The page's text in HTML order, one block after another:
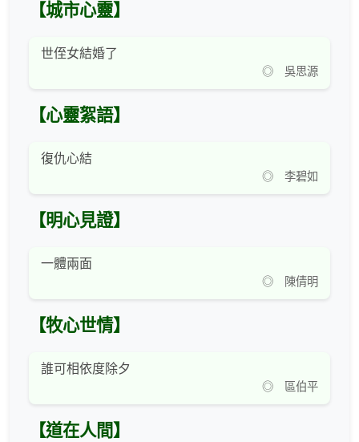
【城市心靈】
世侄女結婚了
◎ 吳思源
【心靈絮語】
復仇心結
◎ 李碧如
【明心見證】
一體兩面
◎ 陳倩明
【牧心世情】
誰可相依度除夕
◎ 區伯平
【道在人間】